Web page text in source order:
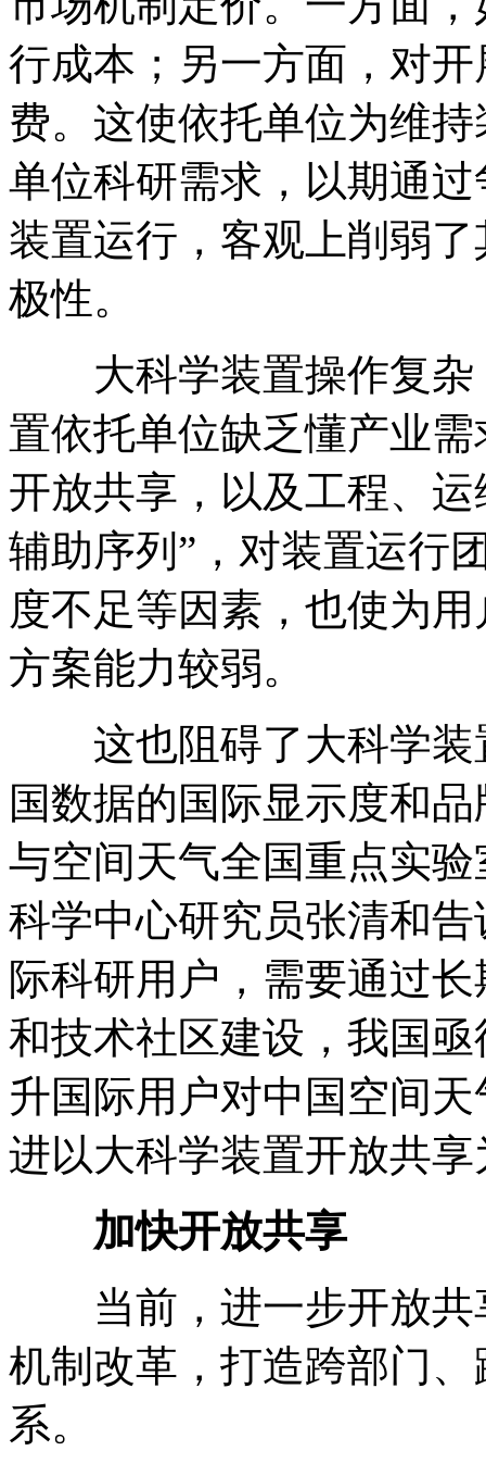
行成本；另一方面，对
费。这使依托单位为维
单位科研需求，以期通
装置运行，客观上削弱
极性。
大科学装置操作复
置依托单位缺乏懂产业需
开放共享，以及工程、
辅助序列”，对装置运行
度不足等因素，也使为
方案能力较弱。
这也阻碍了大科学
国数据的国际显示度和
与空间天气全国重点实
科学中心研究员张清和
际科研用户，需要通过
和技术社区建设，我国
升国际用户对中国空间
进以大科学装置开放共
加快开放共享
当前，进一步开放
机制改革，打造跨部门
系。